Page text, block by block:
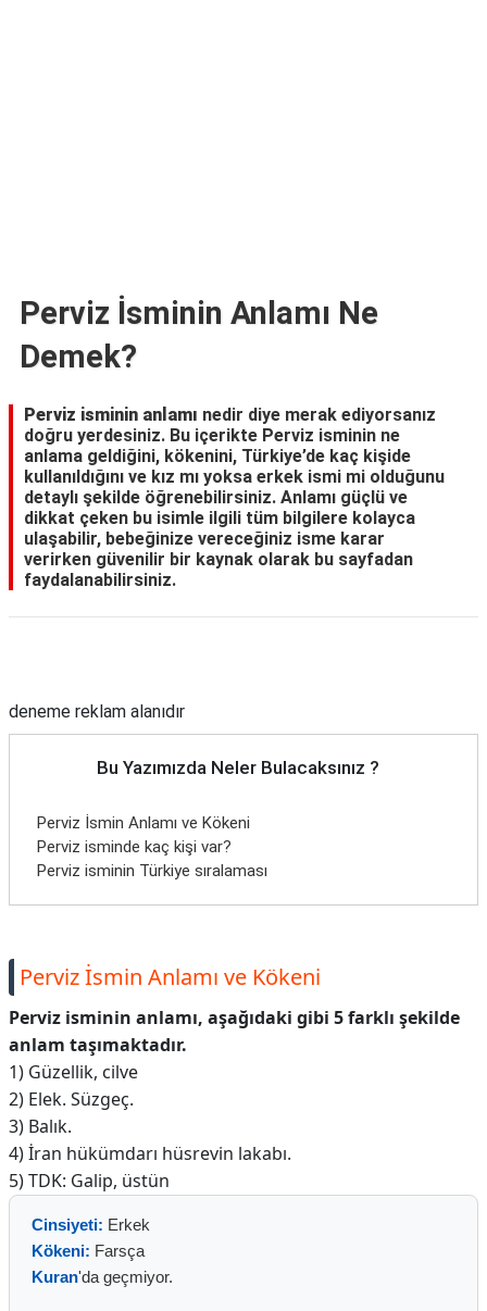
Perviz İsminin Anlamı Ne
Demek?
Perviz isminin anlamı nedir diye merak ediyorsanız
doğru yerdesiniz. Bu içerikte Perviz isminin ne
anlama geldiğini, kökenini, Türkiye’de kaç kişide
kullanıldığını ve kız mı yoksa erkek ismi mi olduğunu
detaylı şekilde öğrenebilirsiniz. Anlamı güçlü ve
dikkat çeken bu isimle ilgili tüm bilgilere kolayca
ulaşabilir, bebeğinize vereceğiniz isme karar
verirken güvenilir bir kaynak olarak bu sayfadan
faydalanabilirsiniz.
deneme reklam alanıdır
Bu Yazımızda Neler Bulacaksınız ?
Perviz İsmin Anlamı ve Kökeni
Perviz isminde kaç kişi var?
Perviz isminin Türkiye sıralaması
Perviz İsmin Anlamı ve Kökeni
Perviz isminin anlamı, aşağıdaki gibi 5 farklı şekilde
anlam taşımaktadır.
1) Güzellik, cilve
2) Elek. Süzgeç.
3) Balık.
4) İran hükümdarı hüsrevin lakabı.
5) TDK: Galip, üstün
Cinsiyeti: Erkek
Kökeni: Farsça
Kuran'da geçmiyor.